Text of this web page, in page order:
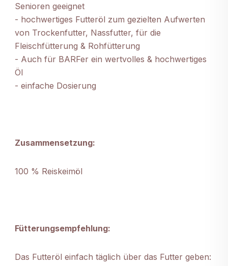
Senioren geeignet
- hochwertiges Futteröl zum gezielten Aufwerten
von Trockenfutter, Nassfutter, für die
Fleischfütterung & Rohfütterung
- Auch für BARFer ein wertvolles & hochwertiges
Öl
- einfache Dosierung
Zusammensetzung:
100 % Reiskeimöl
Fütterungsempfehlung:
Das Futteröl einfach täglich über das Futter geben: